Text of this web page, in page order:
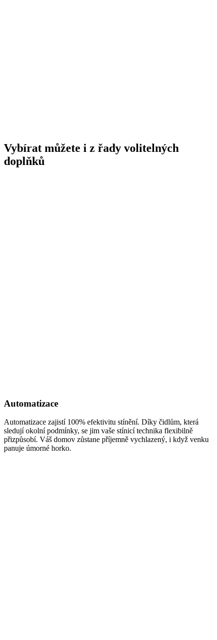
Vybírat můžete i z řady volitelných
doplňků
Automatizace
Automatizace zajistí 100% efektivitu stínění. Díky čidlům, která
sledují okolní podmínky, se jim vaše stínicí technika flexibilně
přizpůsobí. Váš domov zůstane příjemně vychlazený, i když venku
panuje úmorné horko.